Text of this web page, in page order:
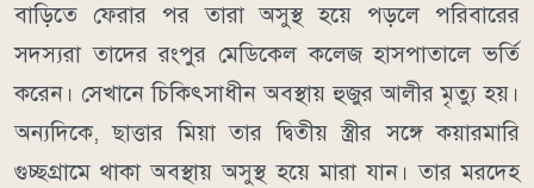
বাড়িতে ফেরার পর তারা অসুস্থ হয়ে পড়লে পরিবারের
সদস্যরা তাদের রংপুর মেডিকেল কলেজ হাসপাতালে ভর্তি
করেন। সেখানে চিকিৎসাধীন অবস্থায় হুজুর আলীর মৃত্যু হয়।
অন্যদিকে, ছাত্তার মিয়া তার দ্বিতীয় স্ত্রীর সঙ্গে কয়ারমারি
গুচ্ছগ্রামে থাকা অবস্থায় অসুস্থ হয়ে মারা যান। তার মরদেহ